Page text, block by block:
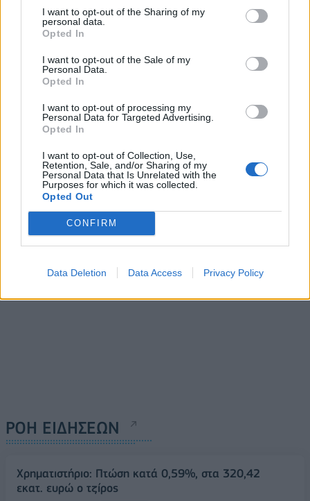
I want to opt-out of the Sharing of my
personal data.
Opted In
I want to opt-out of the Sale of my
Personal Data.
Opted In
I want to opt-out of processing my
Personal Data for Targeted Advertising.
Opted In
I want to opt-out of Collection, Use,
Retention, Sale, and/or Sharing of my
Personal Data that Is Unrelated with the
Purposes for which it was collected.
Opted Out
CONFIRM
Data Deletion Data Access Privacy Policy
ΠΕΡΙΣΣΌΤΕΡΑ ΣΕ ΑΥΤΉ ΤΗΝ ΚΑΤΗΓΟΡΊΑ
στέγαση για φοιτήτριες
στην Αθήνα με το
πρόγραμμα «Αθηνά»
26/07/2024 - 10:55
αιτήματος στην ΕΤΑΔ για
δωρεάν είσοδο ατόμων με
αναπηρία στην πλαζ
ΡΟΗ ΕΙΔΗΣΕΩΝ
Χρηματιστήριο: Πτώση κατά 0,59%, στα 320,42
εκατ. ευρώ ο τζίρος